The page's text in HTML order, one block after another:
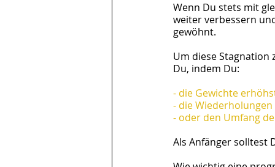
Wenn Du stets mit
weiter verbessern
gewöhnt.
Um diese
Du, indem Du:
- die Gewichte
- die
- oder den Umfang
Als Anfänger solltest